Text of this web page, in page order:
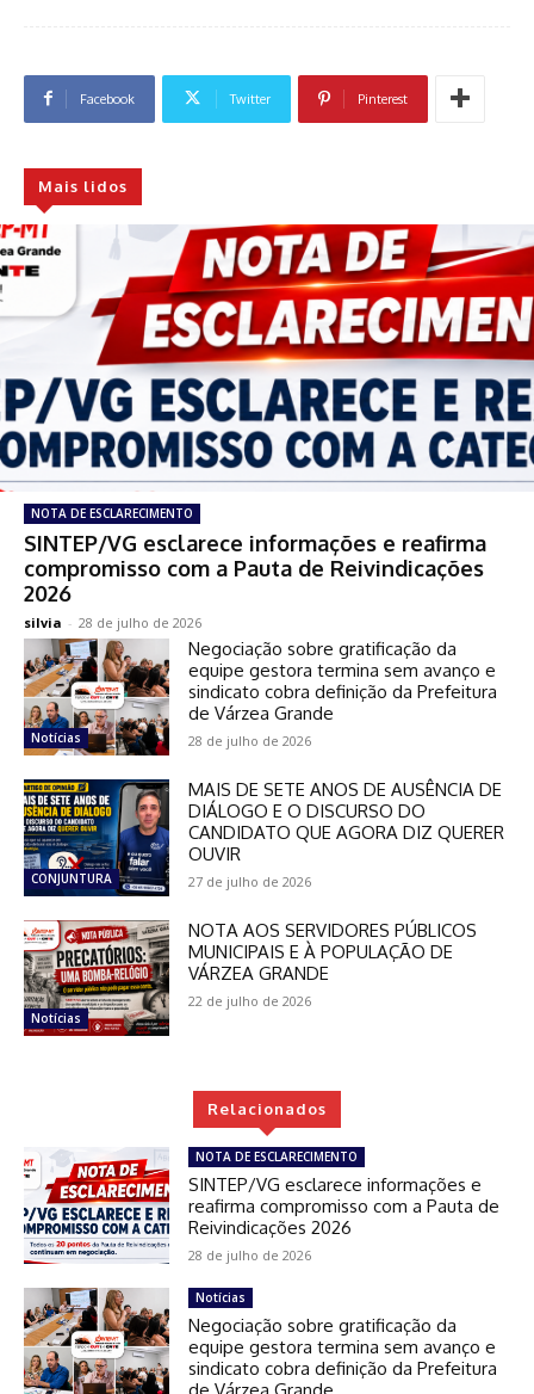
Facebook Twitter Pinterest
Mais lidos
NOTA DE ESCLARECIMENTO
SINTEP/VG esclarece informações e reafirma
compromisso com a Pauta de Reivindicações
2026
silvia - 28 de julho de 2026
Notícias
Negociação sobre gratificação da
equipe gestora termina sem avanço e
sindicato cobra definição da Prefeitura
de Várzea Grande
28 de julho de 2026
CONJUNTURA
MAIS DE SETE ANOS DE AUSÊNCIA DE
DIÁLOGO E O DISCURSO DO
CANDIDATO QUE AGORA DIZ QUERER
OUVIR
27 de julho de 2026
Notícias
NOTA AOS SERVIDORES PÚBLICOS
MUNICIPAIS E À POPULAÇÃO DE
VÁRZEA GRANDE
22 de julho de 2026
Relacionados
NOTA DE ESCLARECIMENTO
SINTEP/VG esclarece informações e
reafirma compromisso com a Pauta de
Reivindicações 2026
28 de julho de 2026
Notícias
Negociação sobre gratificação da
equipe gestora termina sem avanço e
sindicato cobra definição da Prefeitura